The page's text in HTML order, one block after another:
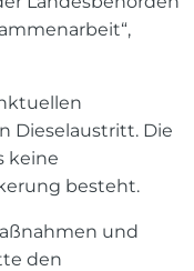
Dieselaustritt. Die
keine
besteht.
und
den